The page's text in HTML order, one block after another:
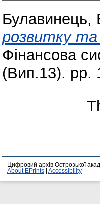
розвитку та
Фінансова
(Вип.13). pp.
Цифровий архів Острозької
About EPrints
Accessibility